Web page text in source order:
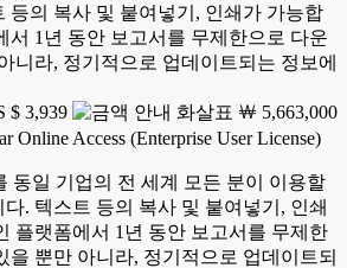
등의 복사 및 붙여넣기, 인쇄가 가능합
서 1년 동안 보고서를 무제한으로 다운
니라, 정기적으로 업데이트되는 정보에
$ 3,939
￦ 5,663,000
Online Access (Enterprise User License)
동일 기업의 전 세계 모든 분이 이용할
. 텍스트 등의 복사 및 붙여넣기, 인쇄
플랫폼에서 1년 동안 보고서를 무제한
을 뿐만 아니라, 정기적으로 업데이트되